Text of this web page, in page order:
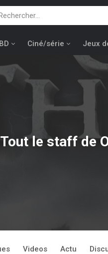
BD Ciné/série Jeux
Tout le staff de
Videos Actu